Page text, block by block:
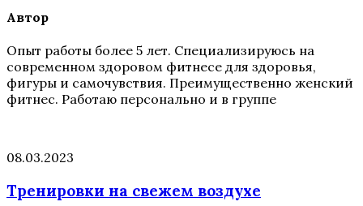
Автор
Опыт работы более 5 лет. Специализируюсь на
современном здоровом фитнесе для здоровья,
фигуры и самочувствия. Преимущественно женский
фитнес. Работаю персонально и в группе
08.03.2023
Тренировки на свежем воздухе